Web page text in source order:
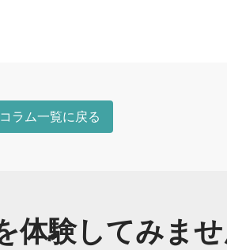
コラム一覧に戻る
体験してみま